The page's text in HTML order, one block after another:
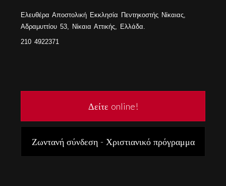
Ελευθέρα Αποστολική Εκκλησία Πεντηκοστής Νίκαιας,
Αδραμυττίου 53, Νίκαια Αττικής, Ελλάδα.
210 4922371
Δείτε online!
Ζωντανή σύνδεση - Χριστιανικό πρόγραμμα